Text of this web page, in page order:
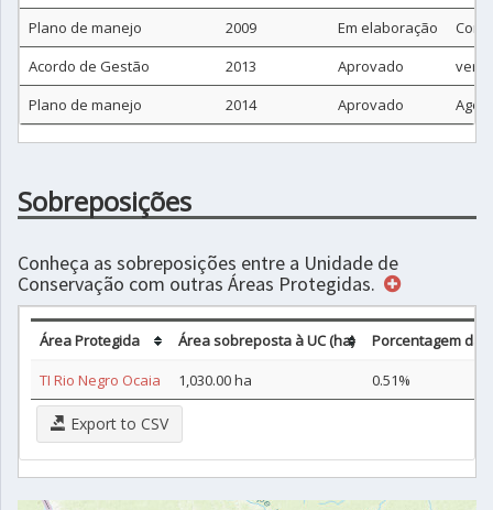
Plano de manejo
2009 Em elaboração
Acordo de Gestão
2013 Aprovado
ver
Plano de manejo
2014 Aprovado
Sobreposições
Conheça as sobreposições entre a Unidade de
Conservação com outras Áreas Protegidas.
Área Protegida Área sobreposta à UC (ha)
Porcentagem da
TI Rio Negro Ocaia
1,030.00 ha 0.51%
Export to CSV